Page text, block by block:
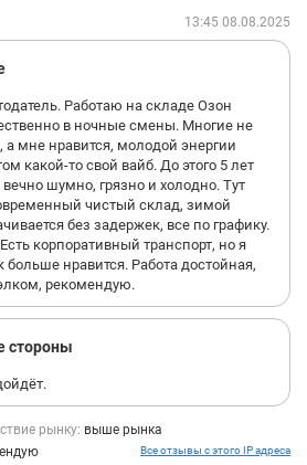
13:45 08.08.2025
Работаю на складе Озон
в ночные смены. Многие не
а мне нравится, молодой энергии
какой-то свой вайб. До этого 5 лет
вечно шумно, грязно и холодно. Тут
чистый склад, зимой
без задержек, все по графику.
корпоративный транспорт, но я
нравится. Работа достойная,
рекомендую.
стороны
рынку: выше рынка
Все отзывы с этого IP адреса